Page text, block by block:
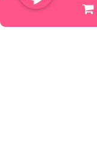
(جهت خرید حضوری، تلفنی ، پیگیری سفارشات سایت با شماره تلفن 02166175070